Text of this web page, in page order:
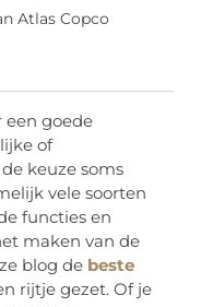
Atlas Copco
een goede
of
keuze soms
vele soorten
functies en
maken van de
blog de beste
rijtje gezet. Of je